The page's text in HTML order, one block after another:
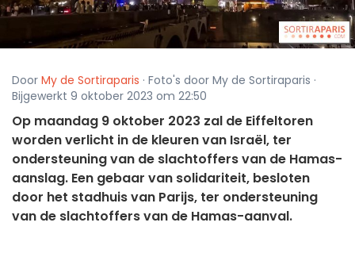
Door My de Sortiraparis · Foto's door My de Sortiraparis ·
Bijgewerkt 9 oktober 2023 om 22:50
Op maandag 9 oktober 2023 zal de Eiffeltoren
worden verlicht in de kleuren van Israël, ter
ondersteuning van de slachtoffers van de Hamas-
aanslag. Een gebaar van solidariteit, besloten
door het stadhuis van Parijs, ter ondersteuning
van de slachtoffers van de Hamas-aanval.